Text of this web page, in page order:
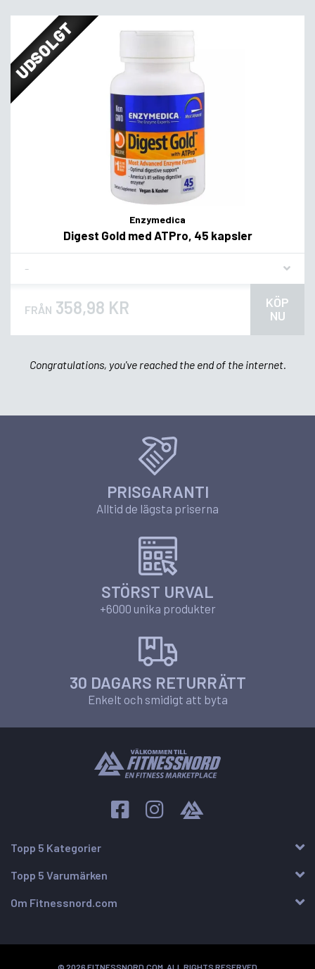
UDSOLGT
Enzymedica
Digest Gold med ATPro, 45 kapsler
FRÅN 358,98 KR
KÖP
NU
Congratulations, you've reached the end of the internet.
PRISGARANTI
Alltid de lägsta priserna
STÖRST URVAL
+6000 unika produkter
30 DAGARS RETURRÄTT
Enkelt och smidigt att byta
Topp 5 Kategorier
Topp 5 Varumärken
Om Fitnessnord.com